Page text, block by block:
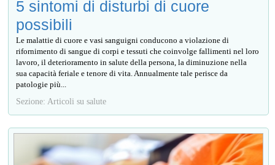
5 sintomi di disturbi di cuore
possibili
Le malattie di cuore e vasi sanguigni conducono a violazione di
rifornimento di sangue di corpi e tessuti che coinvolge fallimenti nel loro
lavoro, il deterioramento in salute della persona, la diminuzione nella
sua capacità feriale e tenore di vita. Annualmente tale perisce da
patologie più...
Sezione: Articoli su salute